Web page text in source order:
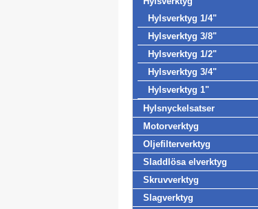
Hylsverktyg 1/4"
Hylsverktyg 3/8"
Hylsverktyg 1/2"
Hylsverktyg 3/4"
Hylsverktyg 1"
Hylsnyckelsatser
Motorverktyg
Oljefilterverktyg
Sladdlösa elverktyg
Skruvverktyg
Slagverktyg